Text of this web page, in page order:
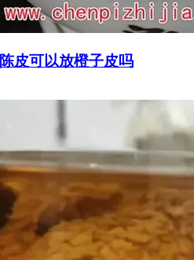
皮可以放橙子皮吗